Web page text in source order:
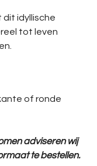
dit idyllische
tot leven
of ronde
adviseren wij
te bestellen.